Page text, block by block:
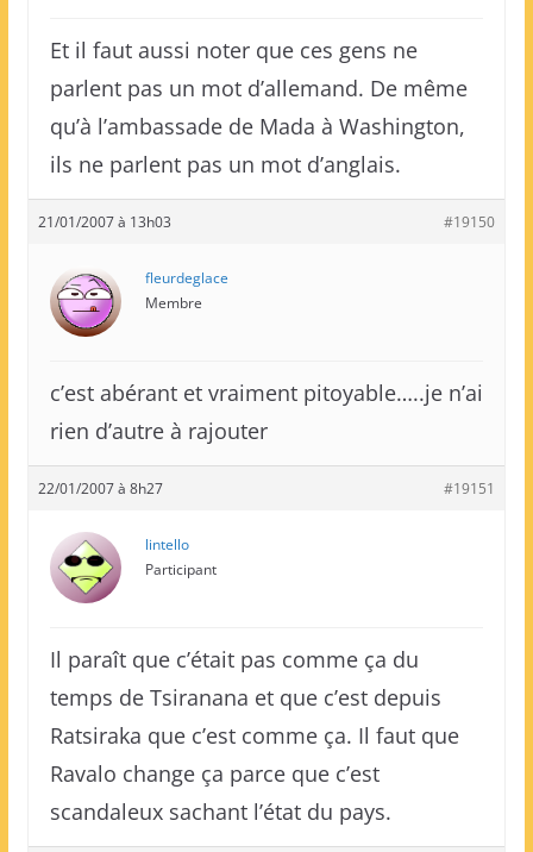
Et il faut aussi noter que ces gens ne
parlent pas un mot d’allemand. De même
qu’à l’ambassade de Mada à Washington,
ils ne parlent pas un mot d’anglais.
21/01/2007 à 13h03 #19150
fleurdeglace
Membre
c’est abérant et vraiment pitoyable…..je n’ai
rien d’autre à rajouter
22/01/2007 à 8h27 #19151
lintello
Participant
Il paraît que c’était pas comme ça du
temps de Tsiranana et que c’est depuis
Ratsiraka que c’est comme ça. Il faut que
Ravalo change ça parce que c’est
scandaleux sachant l’état du pays.